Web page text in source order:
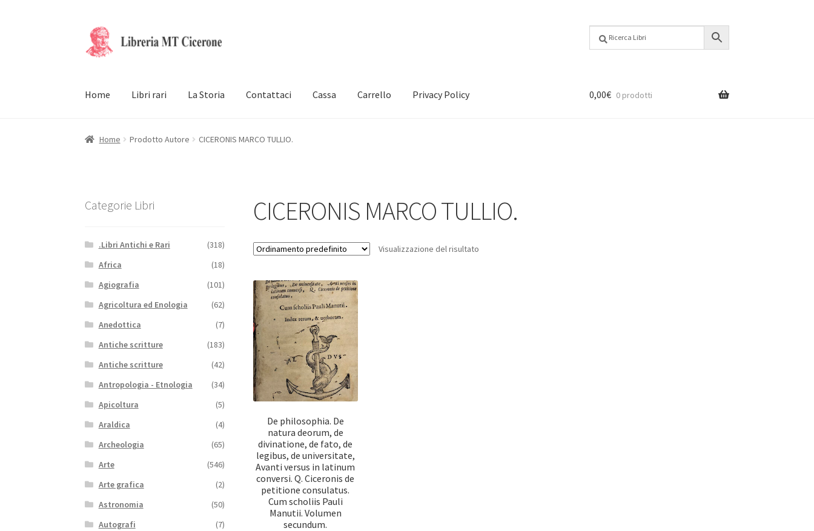
Vai
alla
Vai
al
Home Libri rari La Storia Contattaci Cassa Carrello Privacy Policy 0,00€ 0 prodotti
Home Prodotto Autore CICERONIS MARCO TULLIO.
CICERONIS MARCO TULLIO.
Visualizzazione del risultato
De philosophia. De
natura deorum, de
divinatione, de fato, de
legibus, de universitate,
Avanti versus in latinum
conversi. Q. Ciceronis de
petitione consulatus.
Cum scholiis Pauli
Manutii. Volumen
secundum.
Categorie Libri
.Libri Antichi e Rari
(318)
Africa
(18)
Agiografia
(101)
Agricoltura ed Enologia
(62)
Anedottica
(7)
Antiche scritture
(183)
Antiche scritture
(42)
Antropologia - Etnologia
(34)
Apicoltura
(5)
Araldica
(4)
Archeologia
(65)
Arte
(546)
Arte grafica
(2)
Astronomia
(50)
Autografi
(7)